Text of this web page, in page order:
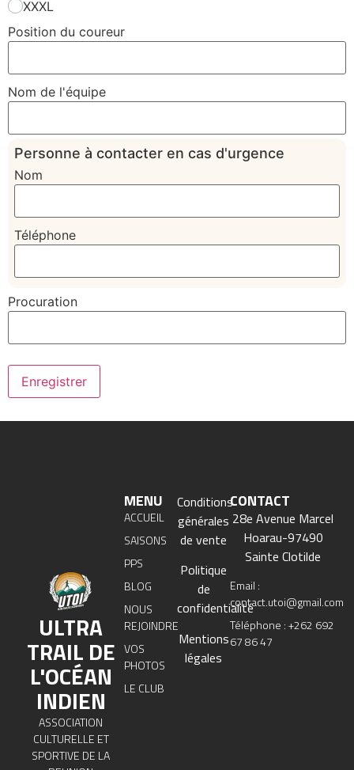
XXXL
Position du coureur
Nom de l'équipe
Personne à contacter en cas d'urgence
Nom
Téléphone
Procuration
Enregistrer
ULTRA
TRAIL DE
L'OCÉAN
INDIEN
ASSOCIATION
CULTURELLE ET
SPORTIVE DE LA
Conditions
générales
de vente
Politique
de
confidentialité
Mentions
légales
MENU
ACCUEIL
SAISONS
PPS
BLOG
NOUS
REJOINDRE
VOS
PHOTOS
LE CLUB
CONTACT
28e Avenue Marcel
Hoarau-97490
Sainte Clotilde
Email :
contact.utoi@gmail.com
Téléphone : +262 692
67 86 47